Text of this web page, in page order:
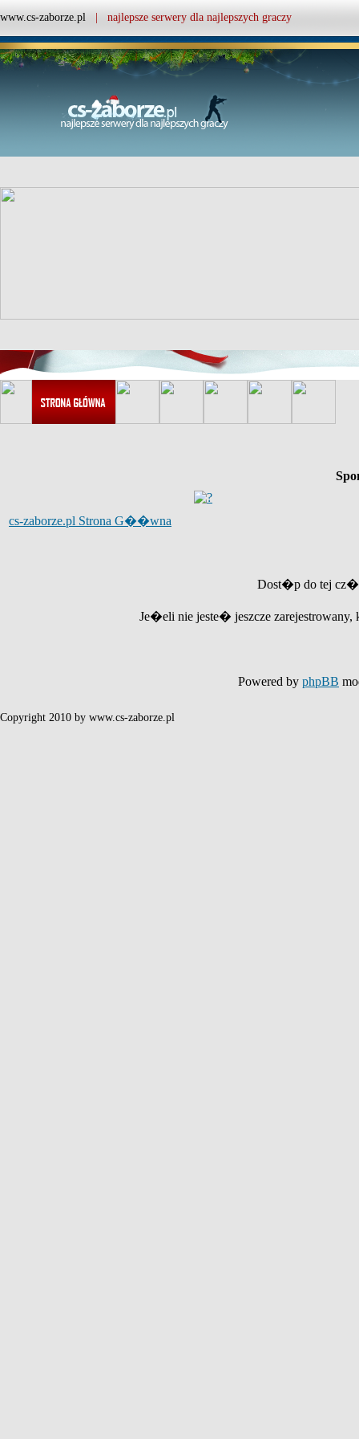
www.cs-zaborze.pl | najlepsze serwery dla najlepszych graczy
cs-zaborze.pl Strona G��wna
Dost�p do tej
Je�eli nie jeste� jeszcze
Powered by phpBB
Copyright 2010 by www.cs-zaborze.pl